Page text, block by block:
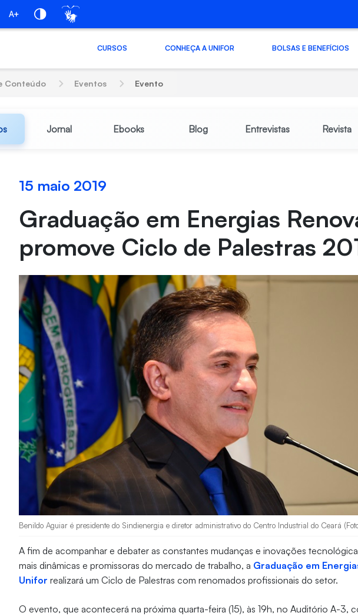
A+
CURSOS CONHEÇA A UNIFOR BOLSAS E BENEFÍCIOS
Conteúdo Eventos Evento
Jornal Ebooks Blog Entrevistas Revista
15 maio 2019
Graduação em Energias
promove Ciclo de Palestras
Benildo Aguiar é presidente do Sindienergia e diretor administrativo do Centro Industrial do Ceará
A fim de acompanhar e debater as constantes mudanças e inovações
mais dinâmicas e promissoras do mercado de trabalho, a Graduação em
Unifor realizará um Ciclo de Palestras com renomados profissionais do setor.
O evento, que acontecerá na próxima quarta-feira (15), às 19h, no Auditório A-3,